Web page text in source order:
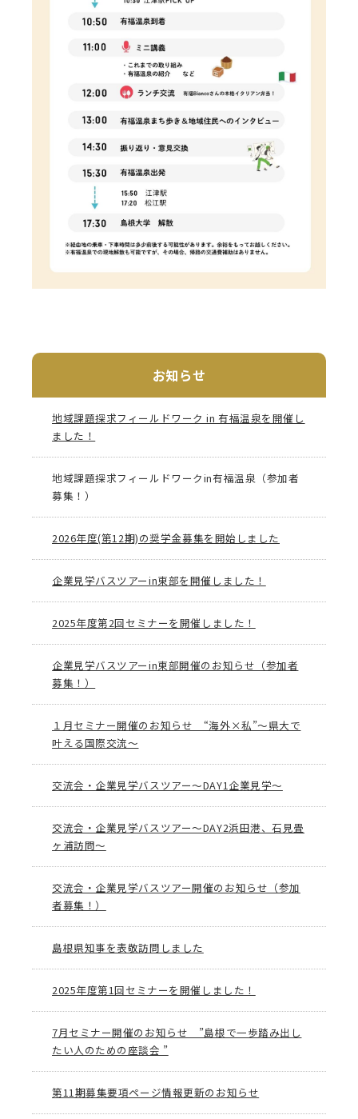
お知らせ
地域課題探求フィールドワーク in 有福温泉を開催し
ました！
地域課題探求フィールドワークin有福温泉（参加者
募集！）
2026年度(第12期)の奨学金募集を開始しました
企業見学バスツアーin東部を開催しました！
2025年度第2回セミナーを開催しました！
企業見学バスツアーin東部開催のお知らせ（参加者
募集！）
１月セミナー開催のお知らせ “海外×私”～県大で
叶える国際交流～
交流会・企業見学バスツアー～DAY1企業見学～
交流会・企業見学バスツアー～DAY2浜田港、石見畳
ヶ浦訪問～
交流会・企業見学バスツアー開催のお知らせ（参加
者募集！）
島根県知事を表敬訪問しました
2025年度第1回セミナーを開催しました！
7月セミナー開催のお知らせ ”島根で一歩踏み出し
たい人のための座談会 ”
第11期募集要項ページ情報更新のお知らせ